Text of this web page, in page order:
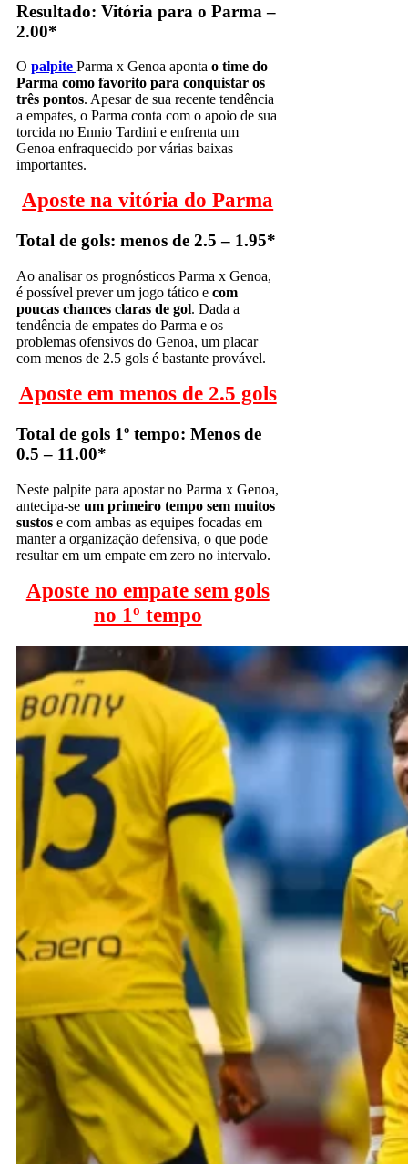
Resultado: Vitória para o Parma –
2.00*
O palpite Parma x Genoa aponta o time do
Parma como favorito para conquistar os
três pontos. Apesar de sua recente tendência
a empates, o Parma conta com o apoio de sua
torcida no Ennio Tardini e enfrenta um
Genoa enfraquecido por várias baixas
importantes.
Aposte na vitória do Parma
Total de gols: menos de 2.5 – 1.95*
Ao analisar os prognósticos Parma x Genoa,
é possível prever um jogo tático e com
poucas chances claras de gol. Dada a
tendência de empates do Parma e os
problemas ofensivos do Genoa, um placar
com menos de 2.5 gols é bastante provável.
Aposte em menos de 2.5 gols
Total de gols 1º tempo: Menos de
0.5 – 11.00*
Neste palpite para apostar no Parma x Genoa,
antecipa-se um primeiro tempo sem muitos
sustos e com ambas as equipes focadas em
manter a organização defensiva, o que pode
resultar em um empate em zero no intervalo.
Aposte no empate sem gols
no 1º tempo